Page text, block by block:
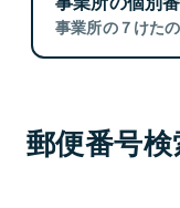
事業所の７けた
郵便番号